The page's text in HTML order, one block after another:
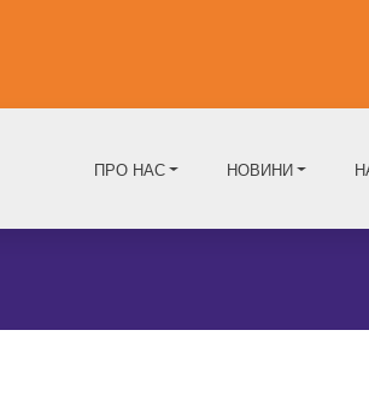
ПРО НАС НОВИНИ